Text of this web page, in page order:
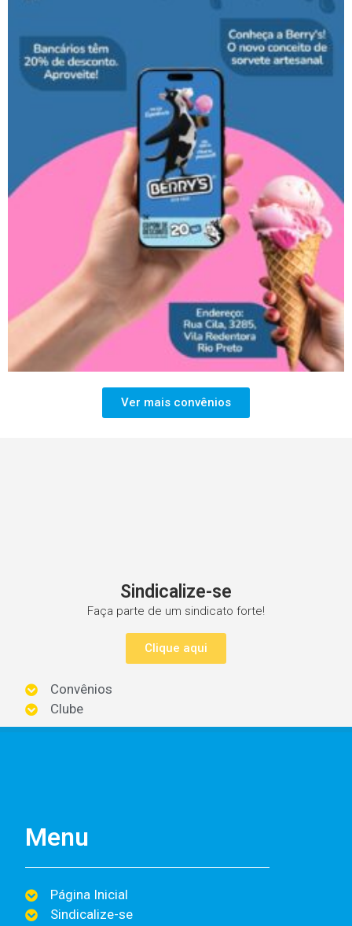
Ver mais convênios
Sindicalize-se
Faça parte de um sindicato forte!
Clique aqui
Convênios
Clube
Menu
Página Inicial
Sindicalize-se